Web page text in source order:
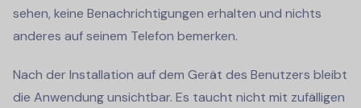
sehen, keine Benachrichtigungen erhalten und nichts
anderes auf seinem Telefon bemerken.
Nach der Installation auf dem Gerät des Benutzers bleibt
die Anwendung unsichtbar. Es taucht nicht mit zufälligen